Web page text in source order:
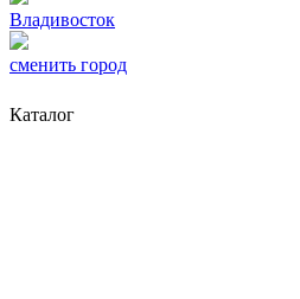
Владивосток
сменить город
Каталог